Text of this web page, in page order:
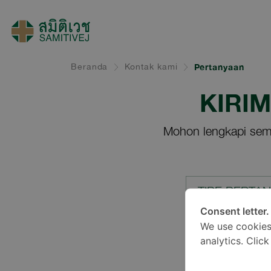
Beranda Kontak kami Pertanyaan
Mohon lengkapi
TIPE
LOKASI*
Consent letter.
We use
analytics.